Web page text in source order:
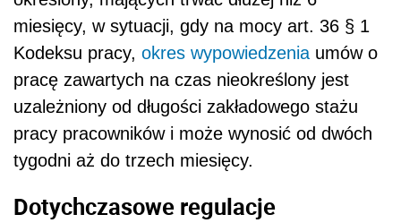
miesięcy, w sytuacji, gdy na mocy art. 36 § 1
Kodeksu pracy, okres wypowiedzenia umów o
pracę zawartych na czas nieokreślony jest
uzależniony od długości zakładowego stażu
pracy pracowników i może wynosić od dwóch
tygodni aż do trzech miesięcy.
Dotychczasowe regulacje